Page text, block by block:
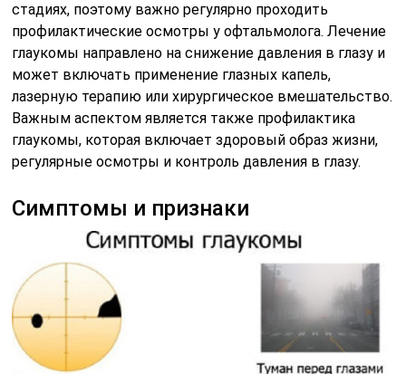
стадиях, поэтому важно регулярно проходить
профилактические осмотры у офтальмолога. Лечение
глаукомы направлено на снижение давления в глазу и
может включать применение глазных капель,
лазерную терапию или хирургическое вмешательство.
Важным аспектом является также профилактика
глаукомы, которая включает здоровый образ жизни,
регулярные осмотры и контроль давления в глазу.
Симптомы и признаки